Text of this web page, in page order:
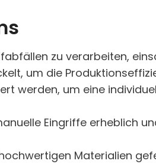
zu verarbeiten,
um die
werden, um eine
Eingriffe erheblich
Materialien